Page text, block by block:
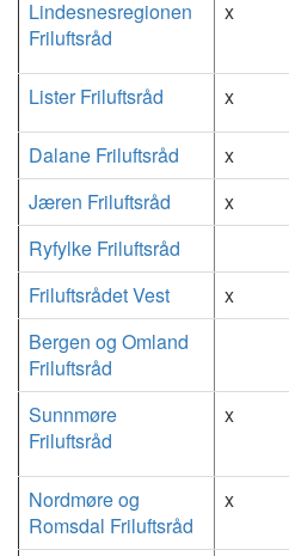
Lindesnesregionen
Friluftsråd
x
Lister Friluftsråd x
Dalane Friluftsråd x
Jæren Friluftsråd
x
Ryfylke Friluftsråd
Friluftsrådet Vest
x
Bergen og Omland
Friluftsråd
Sunnmøre
Friluftsråd
x
Nordmøre og
Romsdal Friluftsråd
x